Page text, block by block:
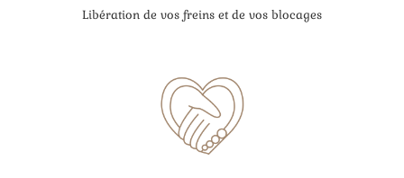
Libération de vos freins et de vos blocages